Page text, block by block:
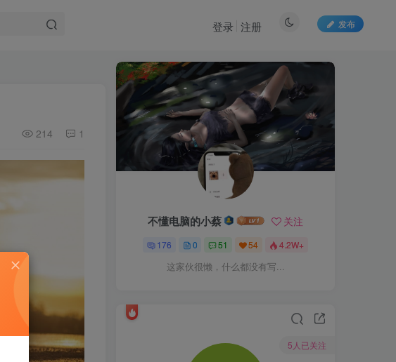
发布
登录 注册
214 1
不懂电脑的小蔡 关注
176 0 51 54 4.2W+
这家伙很懒，什么都没有写...
5人已关注